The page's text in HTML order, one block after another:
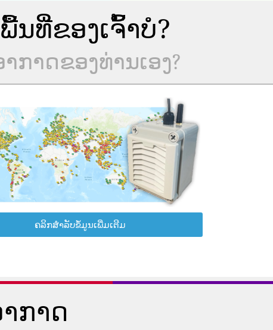
ທີ່ຂອງເຈົ້າບໍ?
າດຂອງທ່ານເອງ?
ຄລິກສຳລັບຂໍ້ມູນເພີ່ມເຕີມ
ກາດ